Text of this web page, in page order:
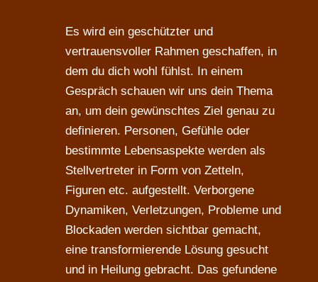
Es wird ein geschützter und
vertrauensvoller Rahmen geschaffen, in
dem du dich wohl fühlst. In einem
Gespräch schauen wir uns dein Thema
an, um dein gewünschtes Ziel genau zu
definieren. Personen, Gefühle oder
bestimmte Lebensaspekte werden als
Stellvertreter in Form von Zetteln,
Figuren etc. aufgestellt. Verborgene
Dynamiken, Verletzungen, Probleme und
Blockaden werden sichtbar gemacht,
eine transformierende Lösung gesucht
und in Heilung gebracht. Das gefundene